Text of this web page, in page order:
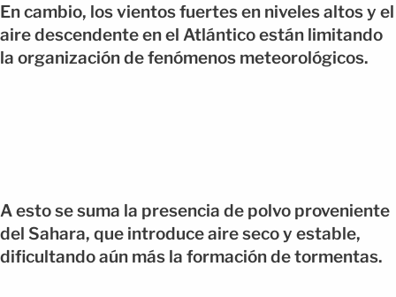
En cambio, los vientos fuertes en niveles altos y el
aire descendente en el Atlántico están limitando
la organización de fenómenos meteorológicos.
A esto se suma la presencia de polvo proveniente
del Sahara, que introduce aire seco y estable,
dificultando aún más la formación de tormentas.